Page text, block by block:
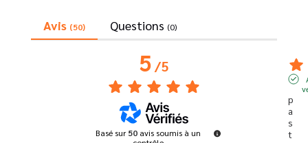
Avis (50) Questions (0)
5/5
Basé sur50 avis soumis à un
p
a
s
t